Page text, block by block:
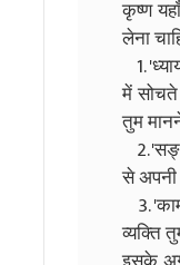
कृष्ण
लेना
1.
में
तुम
2.
से अपनी
3.
व्यक्ति